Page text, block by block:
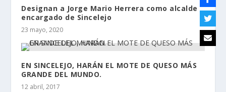
Designan a Jorge Mario Herrera como alcalde
encargado de Sincelejo
23 mayo, 2020
EN SINCELEJO, HARÁN EL MOTE DE QUESO MÁS
GRANDE DEL MUNDO.
12 abril, 2017